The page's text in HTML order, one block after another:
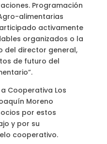
Programación
alimentarias
activamente
organizados o la
del director general,
de futuro del
Cooperativa Los
Moreno
por estos
y por su
cooperativo.